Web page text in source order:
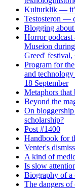
Kulturklik —
Testosteron —
Blogging
Horror podcast
Museion
Greed' festival,
Program for
and technology
18 September
Metaphors that
Beyond the
On
scholarship?
Post #1400
Handbook for
Venter's
A kind of
Is slow
Biography of a
The dangers of